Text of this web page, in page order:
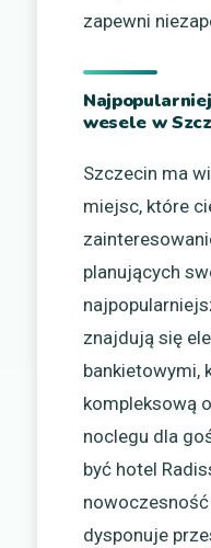
zapewni
wesele w
Szczecin ma
miejsc, które
planujących
znajdują się
bankietowymi,
kompleksową
noclegu dla
być hotel
dysponuje